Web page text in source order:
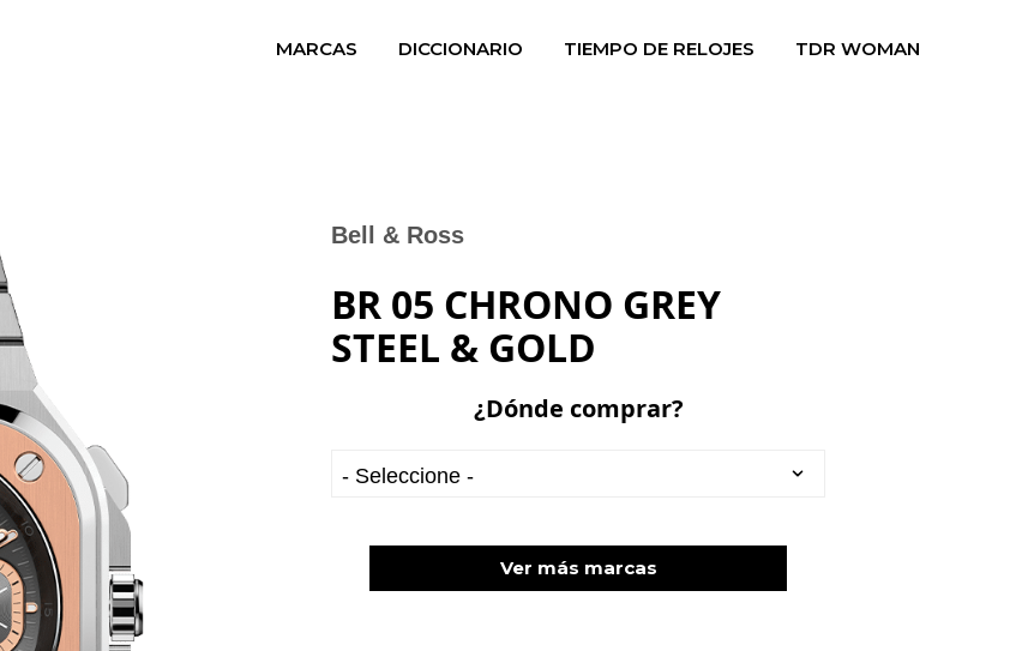
MARCAS DICCIONARIO TIEMPO DE RELOJES TDR WOMAN
Bell & Ross
BR 05 CHRONO GREY
STEEL & GOLD
¿Dónde comprar?
Ver más marcas